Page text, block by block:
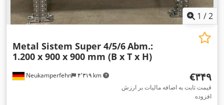
1 /2
Neukamperfehn ۴٬۳۱۹ km
Metal Sistem Super 4/5/6Abm.:
1.200 x 900 x 900 mm (B x T x H)
‎€۳۴۹
قیمت ثابت به اضافه مالیات بر ارزش
افزوده